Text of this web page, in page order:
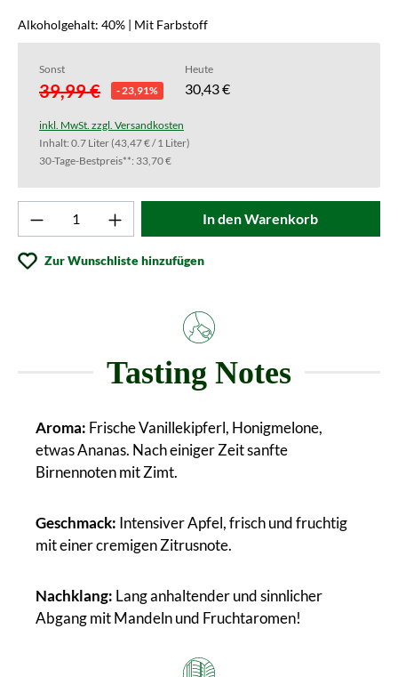
Alkoholgehalt: 40% | Mit Farbstoff
Sonst
39,99 € - 23,91%
Heute
30,43 €
inkl. MwSt. zzgl. Versandkosten
Inhalt: 0.7 Liter(43,47 € / 1 Liter)
30-Tage-Bestpreis**: 33,70 €
Produkt Anzahl: Gib den gewünschten
In den Warenkorb
Zur Wunschliste hinzufügen
Tasting Notes
Aroma: Frische Vanillekipferl, Honigmelone,
etwas Ananas. Nach einiger Zeit sanfte
Birnennoten mit Zimt.
Geschmack: IntensiverApfel, frisch und fruchtig
mit einer cremigen Zitrusnote.
Nachklang: Lang anhaltender und sinnlicher
Abgang mit Mandeln und Fruchtaromen!